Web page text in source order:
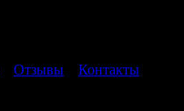
Отзывы
Контакты